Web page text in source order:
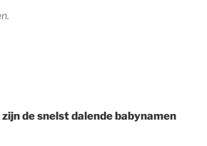
de snelst dalende babynamen